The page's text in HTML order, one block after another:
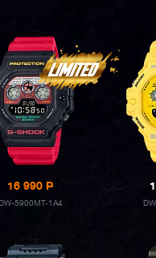
16 990P
DW-5900MT-1A4